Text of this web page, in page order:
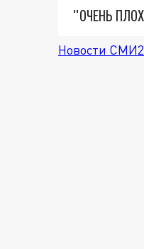
Новости СМИ2